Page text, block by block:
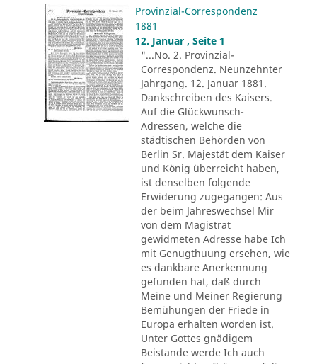
Provinzial-Correspondenz
1881
12. Januar , Seite 1
"...No. 2. Provinzial-
Correspondenz. Neunzehnter
Jahrgang. 12. Januar 1881.
Dankschreiben des Kaisers.
Auf die Glückwunsch-
Adressen, welche die
städtischen Behörden von
Berlin Sr. Majestät dem Kaiser
und König überreicht haben,
ist denselben folgende
Erwiderung zugegangen: Aus
der beim Jahreswechsel Mir
von dem Magistrat
gewidmeten Adresse habe Ich
mit Genugthuung ersehen, wie
es dankbare Anerkennung
gefunden hat, daß durch
Meine und Meiner Regierung
Bemühungen der Friede in
Europa erhalten worden ist.
Unter Gottes gnädigem
Beistande werde Ich auch